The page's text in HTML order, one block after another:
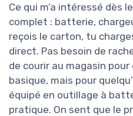
Ce qui m’a intéressé dès
complet : batterie,
reçois le carton, tu
direct. Pas besoin de
de courir au magasin
basique, mais pour
équipé en outillage à
pratique. On sent que le